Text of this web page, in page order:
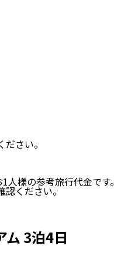
さい。
人様の参考旅行代金です。
認ください。
ム 3泊4日